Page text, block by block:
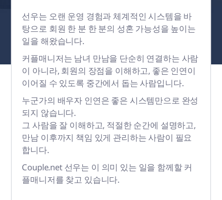
선우는 오랜 운영 경험과 체계적인 시스템을 바
탕으로 회원 한 분 한 분의 성혼 가능성을 높이는
일을 해왔습니다.
커플매니저는 남녀 만남을 단순히 연결하는 사람
이 아니라, 회원의 장점을 이해하고, 좋은 인연이
이어질 수 있도록 중간에서 돕는 사람입니다.
누군가의 배우자 인연은 좋은 시스템만으로 완성
되지 않습니다.
그 사람을 잘 이해하고, 적절한 순간에 설명하고,
만남 이후까지 책임 있게 관리하는 사람이 필요
합니다.
Couple.net 선우는 이 의미 있는 일을 함께할 커
플매니저를 찾고 있습니다.